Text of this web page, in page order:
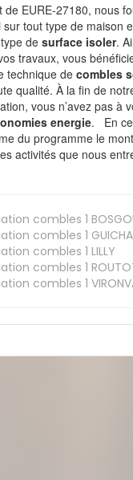
EURE-27180, nous
tout type de maison
desurface isoler.
travaux, vous
technique decombles
qualité. À la fin de
vous n’avez pas à
energie. En
du programme le
activités que nous
combles 1
combles 1
combles 1 LILLY
combles 1
combles 1